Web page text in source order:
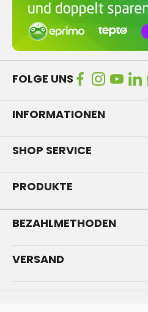
FOLGE UNS
INFORMATIONEN
SHOP SERVICE
PRODUKTE
BEZAHLMETHODEN
VERSAND